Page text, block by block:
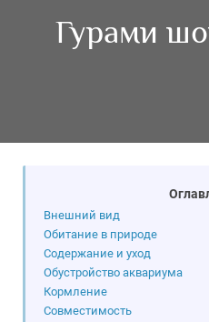
Гурами
Внешний вид
Обитание в природе
Содержание и уход
Обустройство аквариума
Кормление
Совместимость